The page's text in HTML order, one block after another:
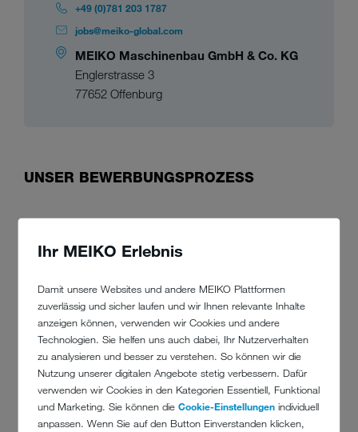
Ihr MEIKO Erlebnis
Damit unsere Websites und andere MEIKO Plattformen
zuverlässig und sicher laufen und wir Ihnen relevante Inhalte
anzeigen können, verwenden wir Cookies und andere
Technologien. Sie helfen uns auch dabei, Ihr Nutzerverhalten
zu analysieren und besser zu verstehen. So können wir die
Nutzung unserer digitalen Angebote stetig verbessern. Dafür
verwenden wir Cookies in den Kategorien Essentiell, Funktional
und Marketing. Sie können dieCookie-Einstellungen individuell
anpassen. Wenn Sie auf den Button Einverstanden klicken,
+49 (0)781 203 1787
jobs@meiko-global.com
MEIKO Maschinenbau GmbH & Co. KG
Englerstrasse 3
77652 Offenburg
UNSER BEWERBUNGSPROZESS
VORSTELLUNGSGESPRÄCH BEI MEIKO
Im persönlichen Gespräch prüfen wir deine
Erfahrung und Motivation für eine Ausbildung
bzw. Ein duales Studium. Ebenso beantworten